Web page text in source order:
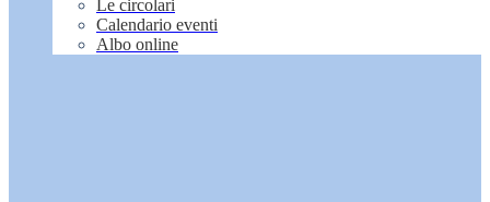
Le circolari
Calendario eventi
Albo online